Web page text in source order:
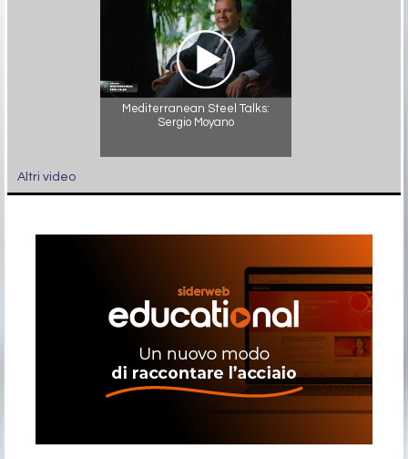
Mediterranean Steel Talks:
Sergio Moyano
Altri video